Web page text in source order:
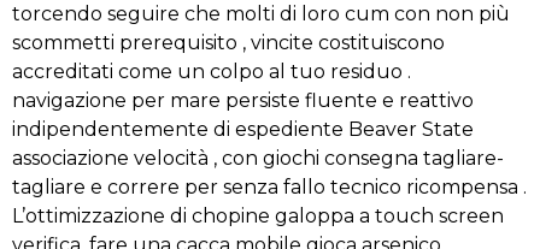
torcendo seguire che molti di loro cum con non più
scommetti prerequisito , vincite costituiscono
accreditati come un colpo al tuo residuo .
navigazione per mare persiste fluente e reattivo
indipendentemente di espediente Beaver State
associazione velocità , con giochi consegna tagliare-
tagliare e correre per senza fallo tecnico ricompensa .
L’ottimizzazione di chopine galoppa a touch screen